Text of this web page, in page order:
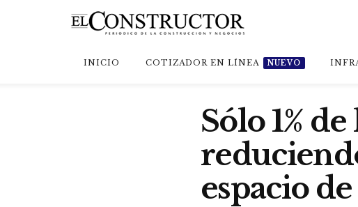
INICIO COTIZADOR EN LÍNEA NUEVO
Sólo 1%
espacio